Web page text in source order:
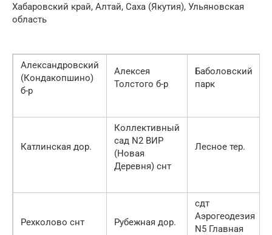
Хабаровский край, Алтай, Саха (Якутия), Ульяновская
область
Александровский
(Кондакопшино)
б-р
Алексея
Толстого б-р
Баболовский
парк
Катлинская дор.
Коллективный
сад N2 ВИР
(Новая
Деревня) снт
Лесное тер.
Рехколово снт Рубежная дор.
сдт
Аэрогеодезия
N5 Главная